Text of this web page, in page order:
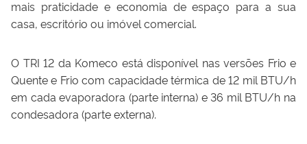
mais praticidade e economia de espaço para a sua
casa, escritório ou imóvel comercial.
O TRI 12 da Komeco está disponível nas versões Frio e
Quente e Frio com capacidade térmica de 12 mil BTU/h
em cada evaporadora (parte interna) e 36 mil BTU/h na
condesadora (parte externa).